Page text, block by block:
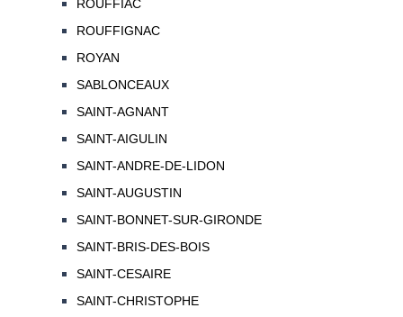
ROUFFIAC
ROUFFIGNAC
ROYAN
SABLONCEAUX
SAINT-AGNANT
SAINT-AIGULIN
SAINT-ANDRE-DE-LIDON
SAINT-AUGUSTIN
SAINT-BONNET-SUR-GIRONDE
SAINT-BRIS-DES-BOIS
SAINT-CESAIRE
SAINT-CHRISTOPHE